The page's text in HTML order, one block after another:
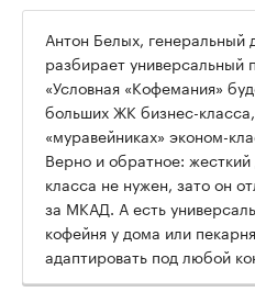
Антон Белых, генеральный
разбирает универсальный
«Условная «Кофемания»
больших ЖК бизнес-
«муравейниках» эконом-
Верно и обратное:
класса не нужен, зато он
за МКАД. А есть
кофейня у дома или
адаптировать под любой